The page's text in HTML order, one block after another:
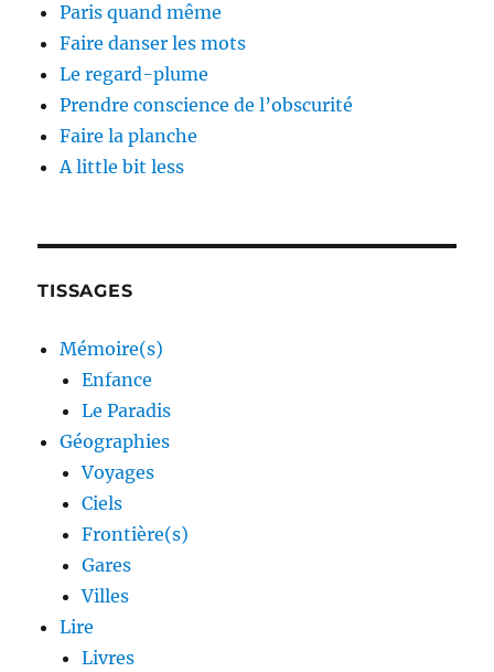
Paris quand même
Faire danser les mots
Le regard-plume
Prendre conscience de l’obscurité
Faire la planche
A little bit less
TISSAGES
Mémoire(s)
Enfance
Le Paradis
Géographies
Voyages
Ciels
Frontière(s)
Gares
Villes
Lire
Livres